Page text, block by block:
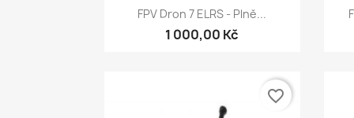
Rychlý náhled
FPV Dron 7 ELRS - Plně...
1 000,00 Kč
favorite_border